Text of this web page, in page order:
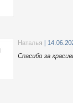
Наталья
|
Спасибо за